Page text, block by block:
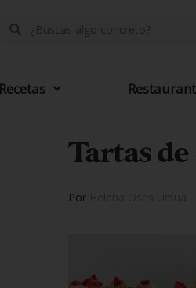
Tartas
Por Helena Oses Ursua